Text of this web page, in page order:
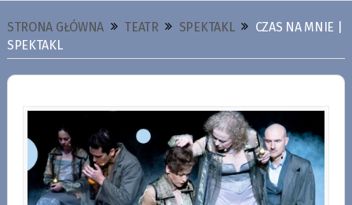
STRONA GŁÓWNA TEATR SPEKTAKL
CZAS NA MNIE |
SPEKTAKL